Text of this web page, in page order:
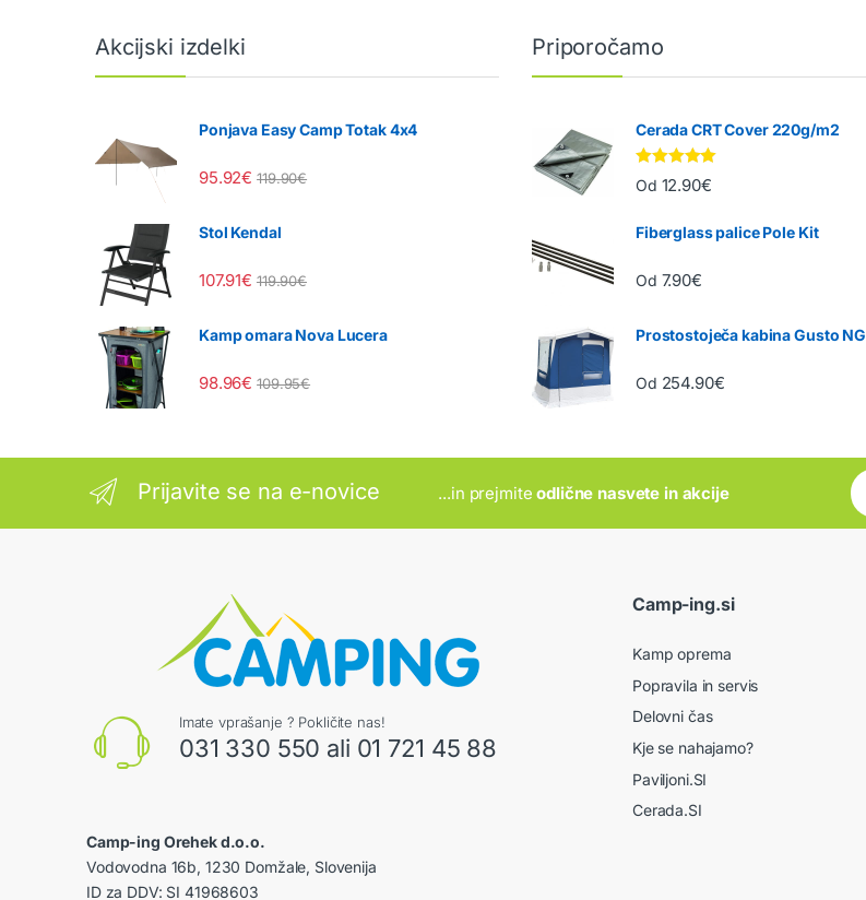
Akcijski izdelki
Ponjava Easy Camp Totak 4x4
95.92€ 119.90€
Stol Kendal
107.91€ 119.90€
Kamp omara Nova Lucera
98.96€ 109.95€
Priporočamo
Cerada CRT Cover 220g/m2
Ocenjeno
5.00 od 5
Od 12.90€
Fiberglass palice Pole Kit
Od 7.90€
Prostostoječa kabina Gusto NG
Od 254.90€
Prijavite se na e-novice ...in prejmiteodlične nasvete in akcije
Imate vprašanje ? Pokličite nas!
031 330 550 ali 01 721 45 88
Camp-ing Orehek d.o.o.
Vodovodna 16b, 1230 Domžale, Slovenija
ID za DDV: SI 41968603
Camp-ing.si
Kamp oprema
Popravila in servis
Delovni čas
Kje se nahajamo?
Paviljoni.SI
Cerada.SI